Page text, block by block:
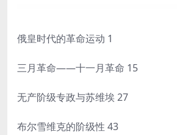
俄皇时代的革命运动 1
三月革命——十一月革命 15
无产阶级专政与苏维埃 27
布尔雪维克的阶级性 43